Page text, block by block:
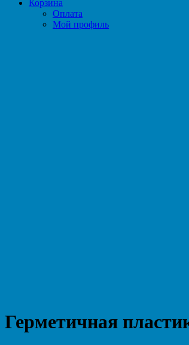
Корзина
Оплата
Мой профиль
Герметичная